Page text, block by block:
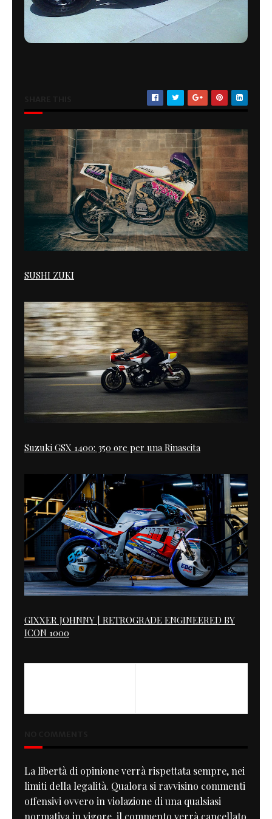
SUSHI ZUKI
Suzuki GSX 1400: 350 ore per una Rinascita
GIXXER JOHNNY | RETROGRADE ENGINEERED BY
ICON 1000
La libertà di opinione verrà rispettata sempre, nei
limiti della legalità. Qualora si ravvisino commenti
offensivi ovvero in violazione di una qualsiasi
normativa in vigore, il commento verrà cancellato